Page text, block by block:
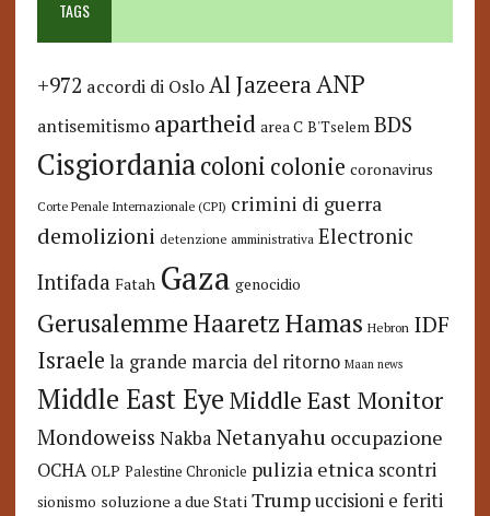
TAGS
+972 accordi di Oslo Al JazeeraANP
antisemitismo apartheid area C B'Tselem BDS
Cisgiordaniacoloni colonie coronavirus
Corte Penale Internazionale (CPI) crimini di guerra
demolizioni detenzione amministrativa Electronic
Intifada Fatah Gaza genocidio
GerusalemmeHaaretzHamas Hebron IDF
Israele la grande marcia del ritorno Maan news
Middle East Eye Middle East Monitor
Mondoweiss Nakba Netanyahu occupazione
OCHA OLP Palestine Chronicle pulizia etnica scontri
sionismo soluzione a due Stati Trump uccisioni e feriti